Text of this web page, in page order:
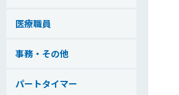
医療職員
事務・その他
パートタイマー